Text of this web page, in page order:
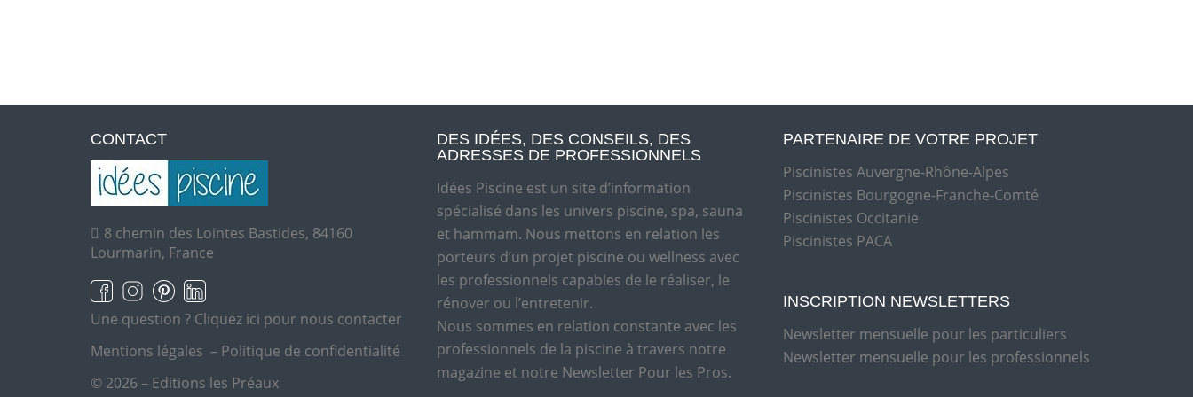
CONTACT
8 chemin des Lointes Bastides, 84160
Lourmarin, France
Une question ? Cliquez ici pour nous contacter
Mentions légales – Politique de confidentialité
© 2026 – Editions les Préaux
DES IDÉES, DES CONSEILS, DES
ADRESSES DE PROFESSIONNELS
Idées Piscine est un site d’information
spécialisé dans les univers piscine, spa, sauna
et hammam. Nous mettons en relation les
porteurs d’un projet piscine ou wellness avec
les professionnels capables de le réaliser, le
rénover ou l’entretenir.
Nous sommes en relation constante avec les
professionnels de la piscine à travers notre
magazine et notre Newsletter Pour les Pros.
PARTENAIRE DE VOTRE PROJET
Piscinistes Auvergne-Rhône-Alpes
Piscinistes Bourgogne-Franche-Comté
Piscinistes Occitanie
Piscinistes PACA
INSCRIPTION NEWSLETTERS
Newsletter mensuelle pour les particuliers
Newsletter mensuelle pour les professionnels